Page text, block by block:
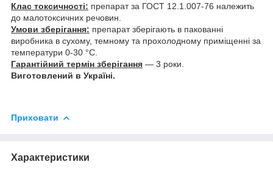
Клас токсичності: препарат за ГОСТ 12.1.007-76 належить
до малотоксичних речовин.
Умови зберігання: препарат зберігають в пакованні
виробника в сухому, темному та прохолодному приміщенні за
температури 0-30 °C.
Гарантійний термін зберігання ― 3 роки.
Виготовлений в Україні.
Приховати
Характеристики